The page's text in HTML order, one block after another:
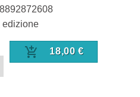
edizione
18,00 €